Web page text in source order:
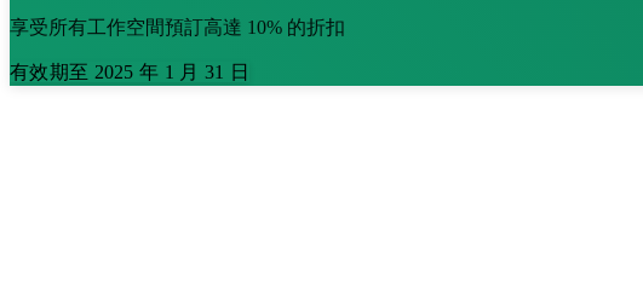
享受所有工作空間預訂高達 10% 的折扣
有效期至 2025 年 1 月 31 日